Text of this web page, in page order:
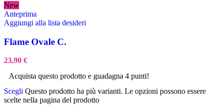
New
Anteprima
Aggiungi alla lista desideri
Flame Ovale C.
23,90 €
Acquista questo prodotto e guadagna 4 punti!
Scegli Questo prodotto ha più varianti. Le opzioni possono essere
scelte nella pagina del prodotto